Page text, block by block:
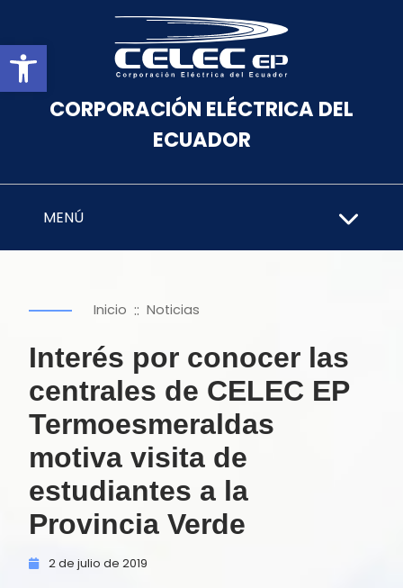
Abrir barra de herramientas
CORPORACIÓN ELÉCTRICA DEL
ECUADOR
MENÚ
Inicio :: Noticias
Interés por conocer las
centrales de CELEC EP
Termoesmeraldas
motiva visita de
estudiantes a la
Provincia Verde
2 de julio de 2019